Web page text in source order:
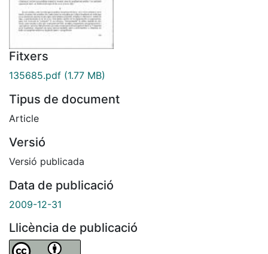
Fitxers
135685.pdf (1.77 MB)
Tipus de document
Article
Versió
Versió publicada
Data de publicació
2009-12-31
Llicència de publicació